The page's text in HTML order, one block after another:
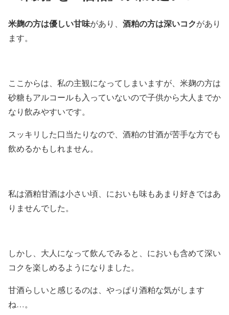
米麹の方は優しい甘味があり、 酒粕の方は深いコクがあり
ます。
ここからは、私の主観になってしまいますが、 米麹の方は
砂糖もアルコールも入っていないので子供から大人までか
なり飲みやすいです。
スッキリした口当たりなので、酒粕の甘酒が苦手な方でも
飲めるかもしれません。
私は酒粕甘酒は小さい頃、においも味もあまり好きではあ
りませんでした。
しかし、大人になって飲んでみると、においも含めて深い
コクを楽しめるようになりました。
甘酒らしいと感じるのは、やっぱり酒粕な気がします
ね…。